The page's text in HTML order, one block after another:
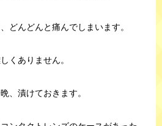
どんどんと痛んでしまいます。
くありません。
、漬けておきます。